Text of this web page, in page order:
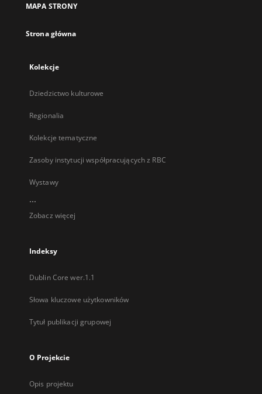
karcie
MAPA STRONY
Strona główna
Kolekcje
Dziedzictwo kulturowe
Regionalia
Kolekcje tematyczne
Zasoby instytucji współpracujących z RBC
Wystawy
...
Zobacz więcej
Indeksy
Dublin Core wer.1.1
Słowa kluczowe użytkowników
Tytuł publikacji grupowej
O Projekcie
Opis projektu